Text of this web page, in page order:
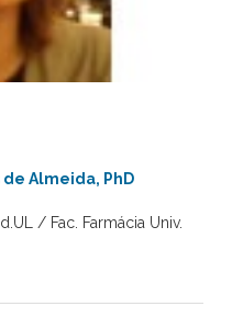
Almeida, PhD
/ Fac. Farmácia Univ.